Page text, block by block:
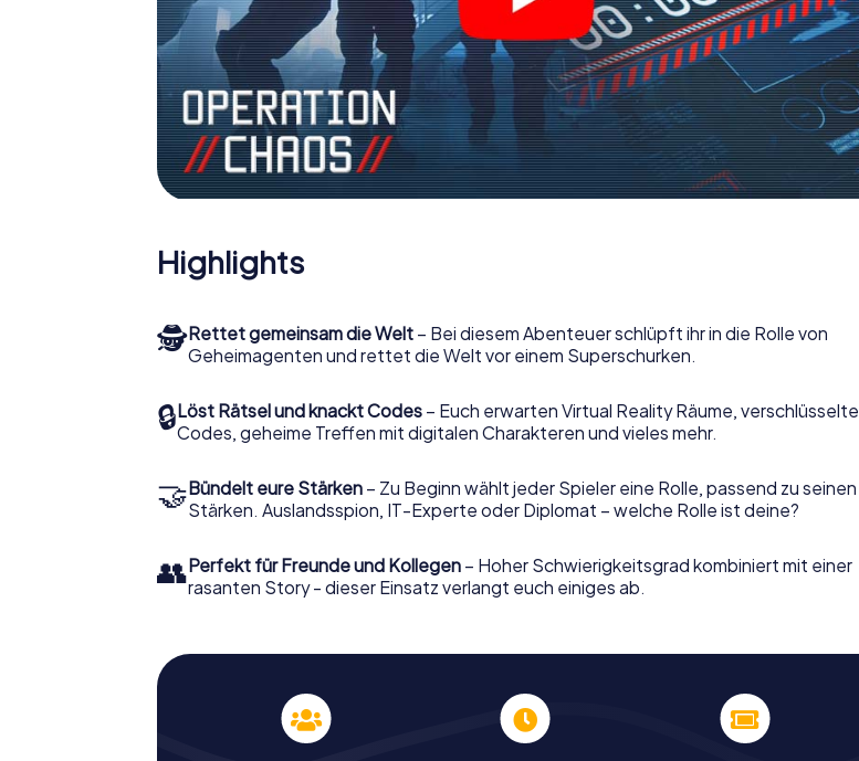
Highlights
🕵Rettet gemeinsam die Welt – Bei diesem Abenteuer schlüpft ihr in die Rolle von
Geheimagenten und rettet die Welt vor einem Superschurken.
🔒Löst Rätsel und knackt Codes – Euch erwarten Virtual Reality Räume, verschlüsselte
Codes, geheime Treffen mit digitalen Charakteren und vieles mehr.
🤝Bündelt eure Stärken – Zu Beginn wählt jeder Spieler eine Rolle, passend zu seinen
Stärken. Auslandsspion, IT-Experte oder Diplomat – welche Rolle ist deine?
👥Perfekt für Freunde und Kollegen – Hoher Schwierigkeitsgrad kombiniert mit einer
rasanten Story - dieser Einsatz verlangt euch einiges ab.